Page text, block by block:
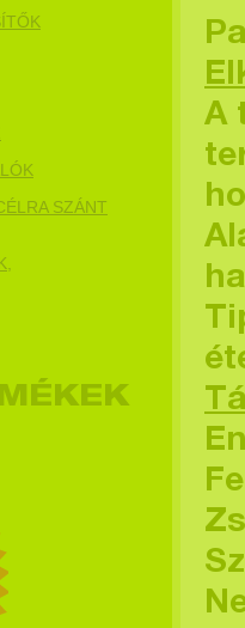
SZÁNT
A